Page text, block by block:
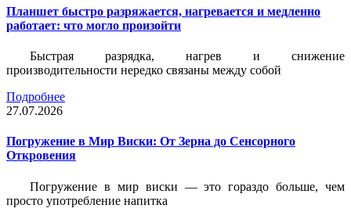
Планшет быстро разряжается, нагревается и медленно
работает: что могло произойти
Быстрая разрядка, нагрев и снижение
производительности нередко связаны между собой
Подробнее
27.07.2026
Погружение в Мир Виски: От Зерна до Сенсорного
Откровения
Погружение в мир виски — это гораздо больше, чем
просто употребление напитка